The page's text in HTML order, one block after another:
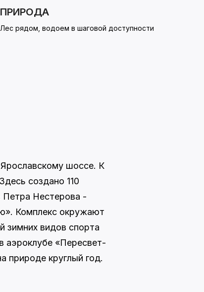
ПРИРОДА
Лес рядом, водоем в шаговой доступности
шоссе. К
создано 110
Петра Нестерова -
Комплекс окружают
зимних видов спорта
аэроклубе «Пересвет-
природе круглый год.